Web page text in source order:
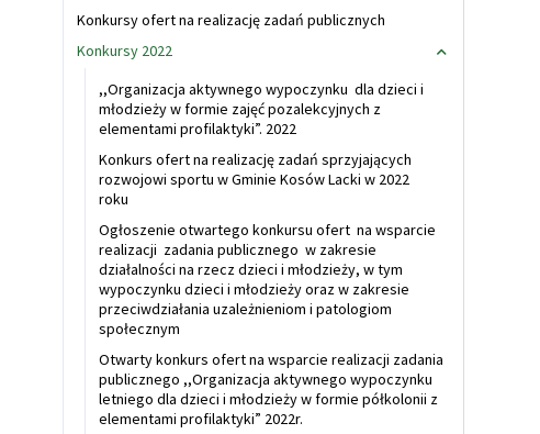
Konkursy ofert na realizację zadań publicznych
Konkursy 2022
Zwiń
,,Organizacja aktywnego wypoczynku dla dzieci i
młodzieży w formie zajęć pozalekcyjnych z
elementami profilaktyki”. 2022
Konkurs ofert na realizację zadań sprzyjających
rozwojowi sportu w Gminie Kosów Lacki w 2022
roku
Ogłoszenie otwartego konkursu ofert na wsparcie
realizacji zadania publicznego w zakresie
działalności na rzecz dzieci i młodzieży, w tym
wypoczynku dzieci i młodzieży oraz w zakresie
przeciwdziałania uzależnieniom i patologiom
społecznym
Otwarty konkurs ofert na wsparcie realizacji zadania
publicznego ,,Organizacja aktywnego wypoczynku
letniego dla dzieci i młodzieży w formie półkolonii z
elementami profilaktyki” 2022r.